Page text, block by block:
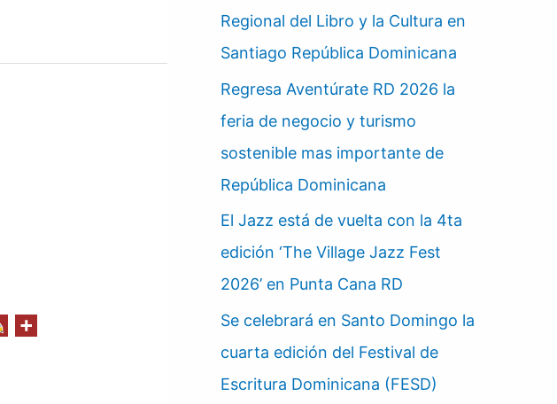
Regional del Libro y la Cultura en
Santiago República Dominicana
Regresa Aventúrate RD 2026 la
feria de negocio y turismo
sostenible mas importante de
República Dominicana
El Jazz está de vuelta con la 4ta
edición ‘The Village Jazz Fest
2026’ en Punta Cana RD
Se celebrará en Santo Domingo la
cuarta edición del Festival de
Escritura Dominicana (FESD)